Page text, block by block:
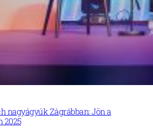
nagyágyúk Zágrábban: Jön a
2025